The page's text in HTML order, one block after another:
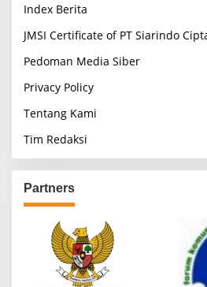
Index Berita
JMSI Certificate of PT Siarindo
Pedoman Media Siber
Privacy Policy
Tentang Kami
Tim Redaksi
Partners